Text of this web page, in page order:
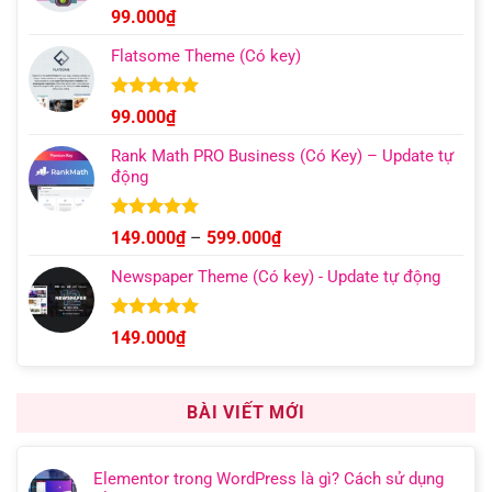
Được xếp
hạng4.96
5 sao
99.000₫
Flatsome Theme (Có key)
Được xếp
hạng 4.95
5 sao
99.000₫
Rank Math PRO Business (Có Key) – Update tự
động
Được xếp
hạng 5.00
5 sao
149.000₫ – 599.000₫Khoảng
từ
Newspaper Theme (Có key) - Update tự động
Được xếp
hạng 4.92
149.000₫
BÀI VIẾT MỚI
Elementor trong WordPress là gì? Cách sử dụng